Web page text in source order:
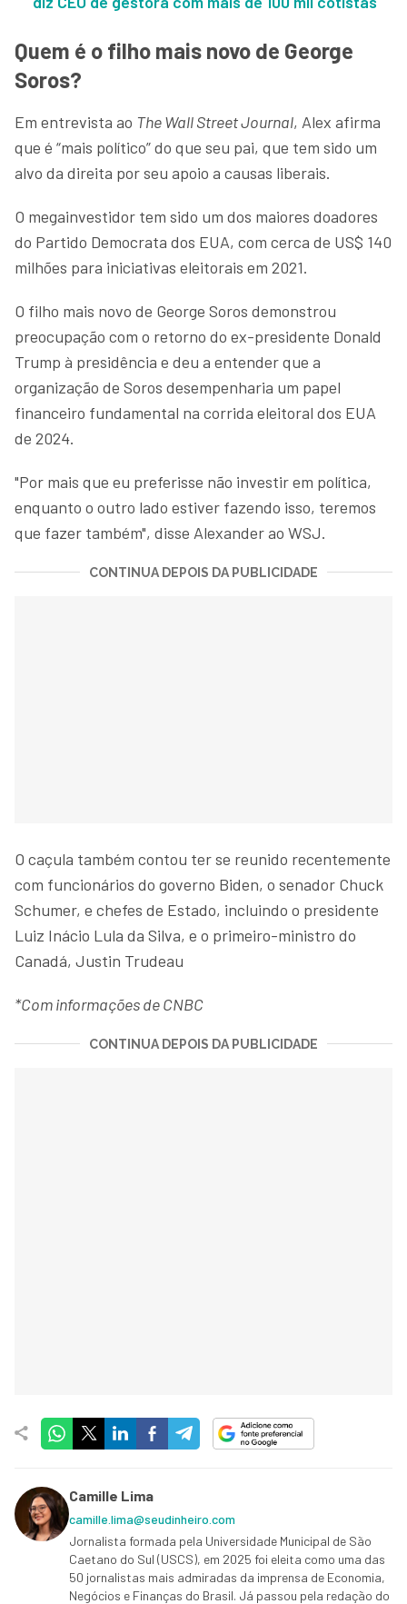
Quem é o filho mais novo de George
Soros?
Em entrevista ao The Wall Street Journal, Alex afirma
que é “mais político” do que seu pai, que tem sido um
alvo da direita por seu apoio a causas liberais.
O megainvestidor tem sido um dos maiores doadores
do Partido Democrata dos EUA, com cerca de US$ 140
milhões para iniciativas eleitorais em 2021.
O filho mais novo de George Soros demonstrou
preocupação com o retorno do ex-presidente Donald
Trump à presidência e deu a entender que a
organização de Soros desempenharia um papel
financeiro fundamental na corrida eleitoral dos EUA
de 2024.
"Por mais que eu preferisse não investir em política,
enquanto o outro lado estiver fazendo isso, teremos
que fazer também", disse Alexander ao WSJ.
CONTINUA DEPOIS DA PUBLICIDADE
O caçula também contou ter se reunido recentemente
com funcionários do governo Biden, o senador Chuck
Schumer, e chefes de Estado, incluindo o presidente
Luiz Inácio Lula da Silva, e o primeiro-ministro do
Canadá, Justin Trudeau
*Com informações de CNBC
CONTINUA DEPOIS DA PUBLICIDADE
Camille Lima
camille.lima@seudinheiro.com
Jornalista formada pela Universidade Municipal de São
Caetano do Sul (USCS), em 2025 foi eleita como uma das
50 jornalistas mais admiradas da imprensa de Economia,
Negócios e Finanças do Brasil. Já passou pela redação do